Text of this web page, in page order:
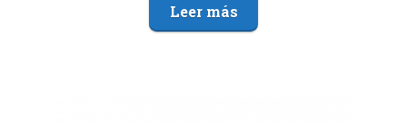
Leer más